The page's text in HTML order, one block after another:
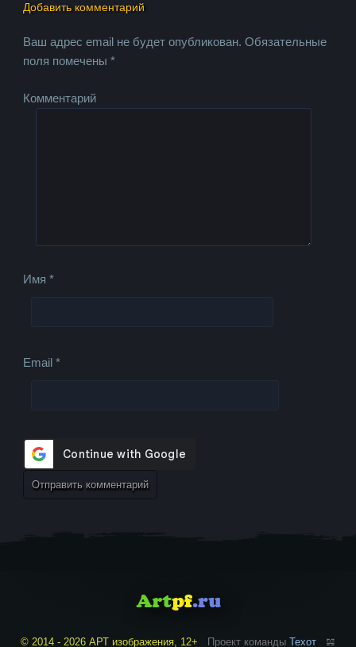
Добавить комментарий
Ваш адрес email не будет опубликован. Обязательные
поля помечены*
Комментарий
Имя*
Email*
© 2014 - 2026 АРТ изображения, 12+ Проект команды Техот 𝌴